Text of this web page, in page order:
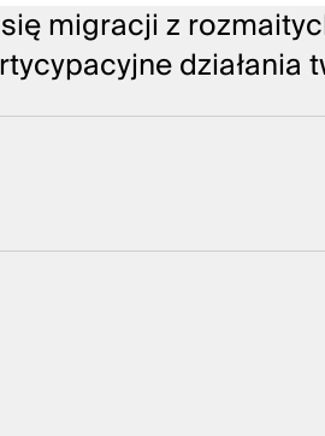
migracji z
działania